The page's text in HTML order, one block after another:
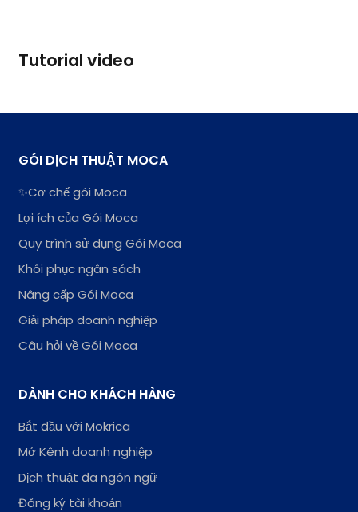
Tutorial video
GÓI DỊCH THUẬT MOCA
✨Cơ chế gói Moca
Lợi ích của Gói Moca
Quy trình sử dụng Gói Moca
Khôi phục ngân sách
Nâng cấp Gói Moca
Giải pháp doanh nghiệp
Câu hỏi về Gói Moca
DÀNH CHO KHÁCH HÀNG
Bắt đầu với Mokrica
Mở Kênh doanh nghiệp
Dịch thuật đa ngôn ngữ
Đăng ký tài khoản